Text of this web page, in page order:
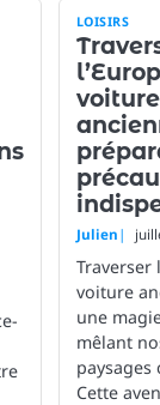
LOISIRS
voiture
Julien
Traverser
voiture
une
mêlant
paysages
Cette